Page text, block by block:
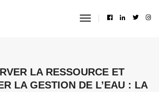
toggle
LA RESSOURCE ET
LA GESTION DE L’EAU : LA